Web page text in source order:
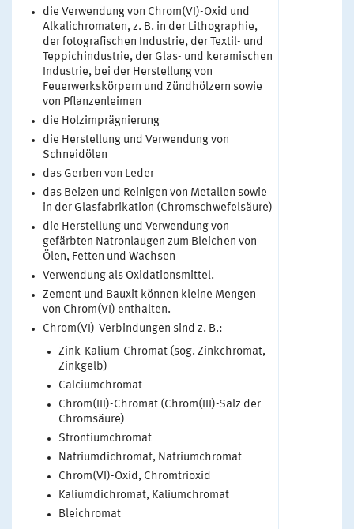
die Verwendung von Chrom(VI)-Oxid und
Alkalichromaten, z. B. in der Lithographie,
der fotografischen Industrie, der Textil- und
Teppichindustrie, der Glas- und keramischen
Industrie, bei der Herstellung von
Feuerwerkskörpern und Zündhölzern sowie
von Pflanzenleimen
die Holzimprägnierung
die Herstellung und Verwendung von
Schneidölen
das Gerben von Leder
das Beizen und Reinigen von Metallen sowie
in der Glasfabrikation (Chromschwefelsäure)
die Herstellung und Verwendung von
gefärbten Natronlaugen zum Bleichen von
Ölen, Fetten und Wachsen
Verwendung als Oxidationsmittel.
Zement und Bauxit können kleine Mengen
von Chrom(VI) enthalten.
Chrom(VI)-Verbindungen sind z. B.:
Zink-Kalium-Chromat (sog. Zinkchromat,
Zinkgelb)
Calciumchromat
Chrom(III)-Chromat (Chrom(III)-Salz der
Chromsäure)
Strontiumchromat
Natriumdichromat, Natriumchromat
Chrom(VI)-Oxid, Chromtrioxid
Kaliumdichromat, Kaliumchromat
Bleichromat